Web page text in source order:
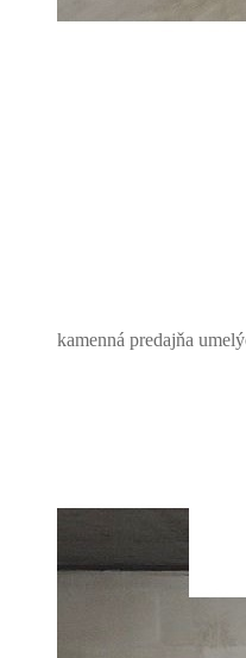
kamenná predajňa